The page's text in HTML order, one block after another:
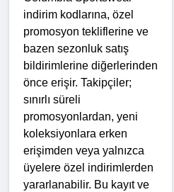
indirim kodlarına, özel
promosyon tekliflerine ve
bazen sezonluk satış
bildirimlerine diğerlerinden
önce erişir. Takipçiler;
sınırlı süreli
promosyonlardan, yeni
koleksiyonlara erken
erişimden veya yalnızca
üyelere özel indirimlerden
yararlanabilir. Bu kayıt ve